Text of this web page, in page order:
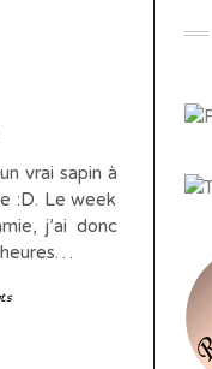
vrai sapin à
:D. Le week
j’ai donc